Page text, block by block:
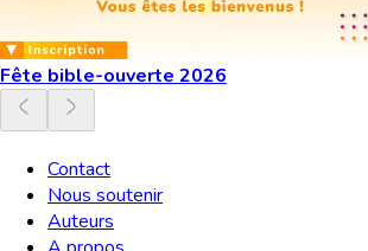
Fête bible-ouverte 2026
Contact
Nous soutenir
Auteurs